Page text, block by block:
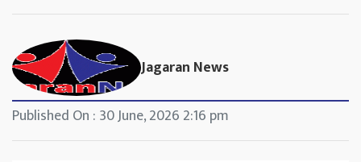
Jagaran News
Published On : 30 June, 2026 2:16 pm